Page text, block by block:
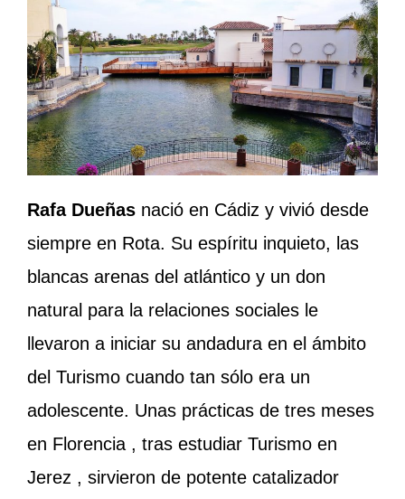
Rafa Dueñas nació en Cádiz y vivió desde
siempre en Rota. Su espíritu inquieto, las
blancas arenas del atlántico y un don
natural para la relaciones sociales le
llevaron a iniciar su andadura en el ámbito
del Turismo cuando tan sólo era un
adolescente. Unas prácticas de tres meses
en Florencia , tras estudiar Turismo en
Jerez , sirvieron de potente catalizador